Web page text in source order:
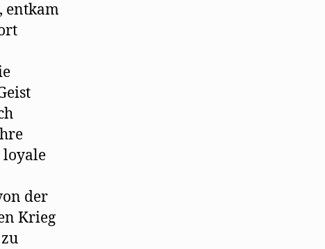
entkam
loyale
der
Krieg